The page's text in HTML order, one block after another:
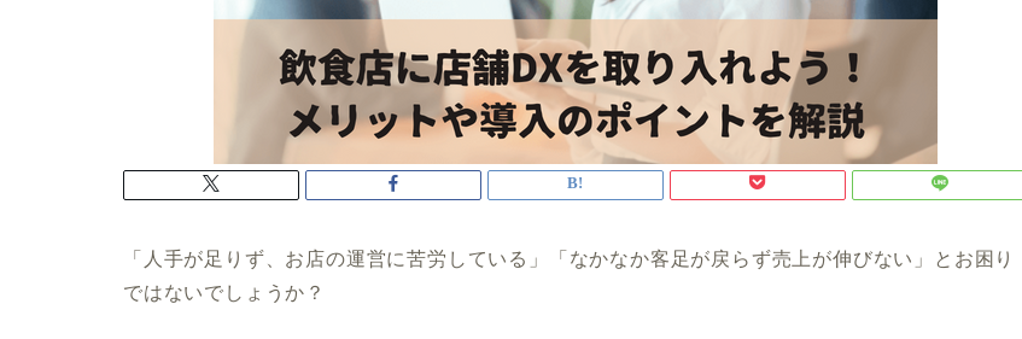
「人手が足りず、お店の運営に苦労している」「なかなか客足が戻らず売上が伸びない」とお困り
ではないでしょうか？